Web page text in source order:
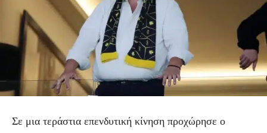
Σε μια τεράστια επενδυτική κίνηση προχώρησε ο